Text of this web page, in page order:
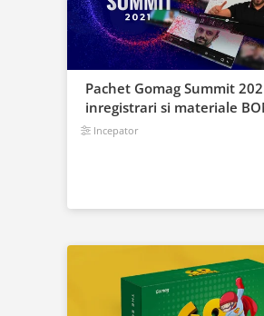
Pachet Gomag Summit
inregistrari si materiale
Incepator